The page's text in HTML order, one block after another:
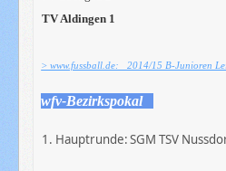
TV Aldingen 1
> www.fussball.de: 2014/15 B-Junioren
wfv-Bezirkspokal
1. Hauptrunde:SGM TSV